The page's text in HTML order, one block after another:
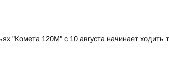
"Комета 120М" с 10 августа начинает